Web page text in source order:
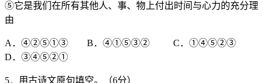
⑤它是我们在所有其他人、事、物上付出时间与心力的充分理
由
A．④②⑤①③ B．④①⑤③② C．①④⑤②③
D．③④⑤②①
5．用古诗文原句填空。（6分）